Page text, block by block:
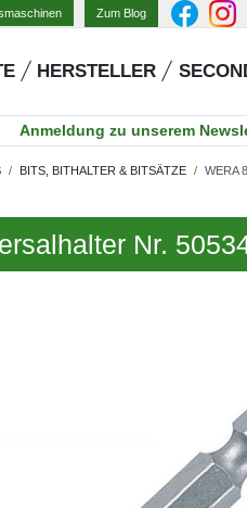
Zum Blog
HERSTELLER
Anmeldung zu unserem
BITS, BITHALTER & BITSÄTZE WERA
Nr.